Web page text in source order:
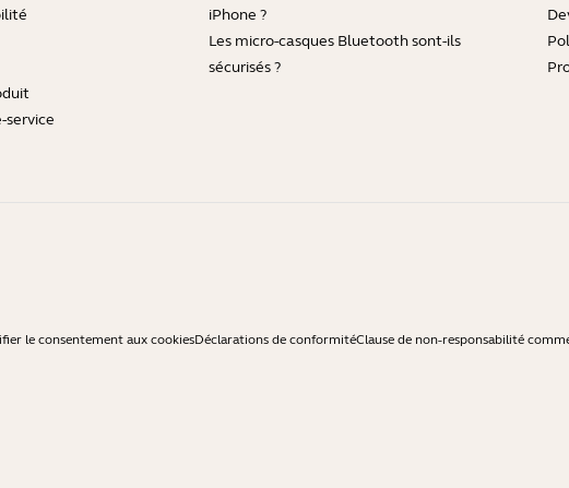
service
iPhone ?
Les micro-casques Bluetooth sont-ils
sécurisés ?
le consentement aux cookiesDéclarations de conformitéClause de non-responsabilité